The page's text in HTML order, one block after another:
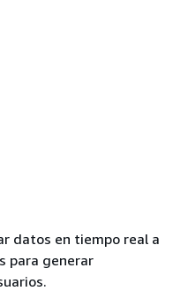
datos en tiempo real a
para generar